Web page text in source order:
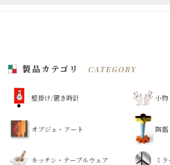
製品カテゴリ CATEGORY
壁掛け/置き時計 小物
オブジェ・アート 陶器
キッチン・テーブルウェア ミ